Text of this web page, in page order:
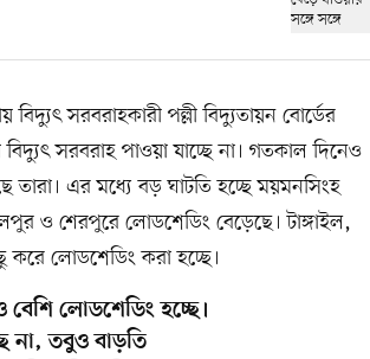
সরবরাহকারী পল্লী বিদ্যুতায়ন বোর্ডের
সরবরাহ পাওয়া যাচ্ছে না। গতকাল দিনেও
তারা। এর মধ্যে বড় ঘাটতি হচ্ছে ময়মনসিংহ
ও শেরপুরে লোডশেডিং বেড়েছে। টাঙ্গাইল,
করে লোডশেডিং করা হচ্ছে।
বেশি লোডশেডিং হচ্ছে।
না, তবুও বাড়তি